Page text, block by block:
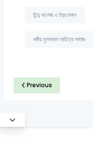
হিন্দু কলেজ ও ইয়ংবেঙ্গল
বঙ্গীয় মুসলমান সাহিত্য সমাজ
Previous